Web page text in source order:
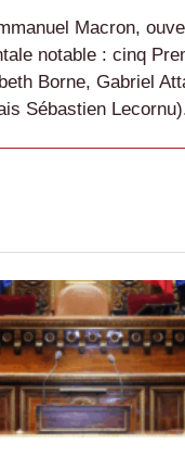
Macron,
notable : cinq
Borne, Gabriel
Sébastien